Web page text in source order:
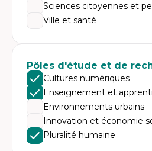
Sciences citoyennes et
Ville et santé
Pôles d'étude et de
Cultures numériques
Enseignement et
Environnements urbains
Innovation et économie
Pluralité humaine